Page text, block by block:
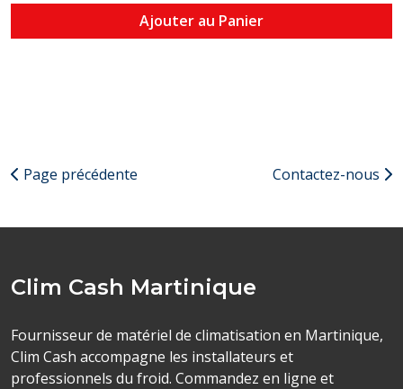
Ajouter au Panier
Page précédente Contactez-nous
Clim Cash Martinique
Fournisseur de matériel de climatisation en Martinique,
Clim Cash accompagne les installateurs et
professionnels du froid. Commandez en ligne et